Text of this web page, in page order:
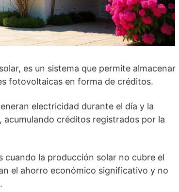
es un sistema que permite almacenar
fotovoltaicas en forma de créditos.
electricidad durante el día y la
créditos registrados por la
la producción solar no cubre el
el ahorro económico significativo y no